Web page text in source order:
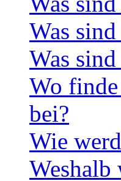
Was
Was
Wo
bei?
Wie
Weshalb